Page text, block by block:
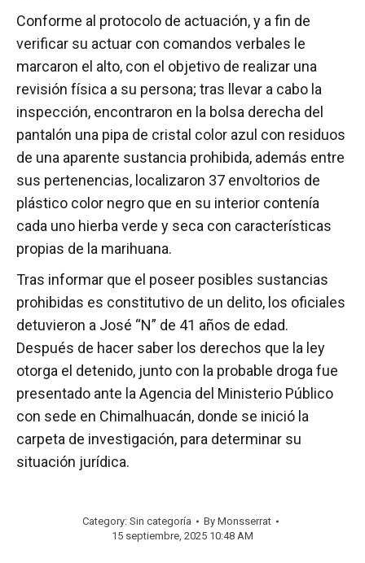
Conforme al protocolo de actuación, y a fin de
verificar su actuar con comandos verbales le
marcaron el alto, con el objetivo de realizar una
revisión física a su persona; tras llevar a cabo la
inspección, encontraron en la bolsa derecha del
pantalón una pipa de cristal color azul con residuos
de una aparente sustancia prohibida, además entre
sus pertenencias, localizaron 37 envoltorios de
plástico color negro que en su interior contenía
cada uno hierba verde y seca con características
propias de la marihuana.
Tras informar que el poseer posibles sustancias
prohibidas es constitutivo de un delito, los oficiales
detuvieron a José “N” de 41 años de edad.
Después de hacer saber los derechos que la ley
otorga el detenido, junto con la probable droga fue
presentado ante la Agencia del Ministerio Público
con sede en Chimalhuacán, donde se inició la
carpeta de investigación, para determinar su
situación jurídica.
Category: Sin categoría By Monsserrat
15 septiembre, 2025 10:48 AM